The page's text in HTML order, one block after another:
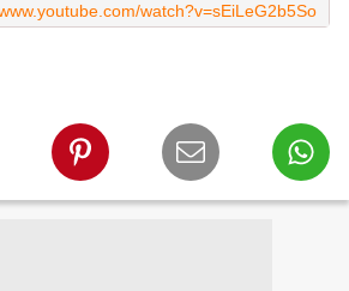
watch?v=sEiLeG2b5So